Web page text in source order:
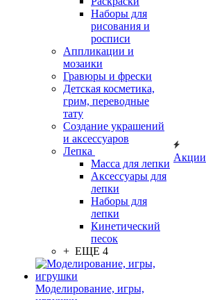
Наборы для
рисования и
росписи
Аппликации и
мозаики
Гравюры и фрески
Детская косметика,
грим, переводные
тату
Создание украшений
и аксессуаров
Лепка
Масса для лепки
Аксессуары для
лепки
Наборы для
лепки
Кинетический
песок
+ ЕЩЕ 4
Моделирование, игры,
Акции